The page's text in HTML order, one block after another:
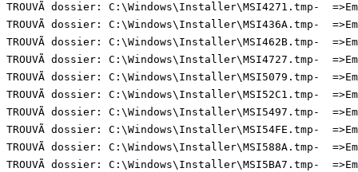
TROUVÃ dossier: C:\Windows\Installer\MSI4271.tmp-
TROUVÃ dossier: C:\Windows\Installer\MSI436A.tmp-
TROUVÃ dossier: C:\Windows\Installer\MSI462B.tmp-
TROUVÃ dossier: C:\Windows\Installer\MSI4727.tmp-
TROUVÃ dossier: C:\Windows\Installer\MSI5079.tmp-
TROUVÃ dossier: C:\Windows\Installer\MSI52C1.tmp-
TROUVÃ dossier: C:\Windows\Installer\MSI5497.tmp-
TROUVÃ dossier: C:\Windows\Installer\MSI54FE.tmp-
TROUVÃ dossier: C:\Windows\Installer\MSI588A.tmp-
TROUVÃ dossier: C:\Windows\Installer\MSI5BA7.tmp-